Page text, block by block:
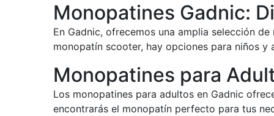
Monopatines Gadnic:
En Gadnic, ofrecemos una amplia selección
monopatín scooter, hay opciones para niños y
Monopatines para
Los monopatines para adultos en Gadnic
encontrarás el monopatín perfecto para tus